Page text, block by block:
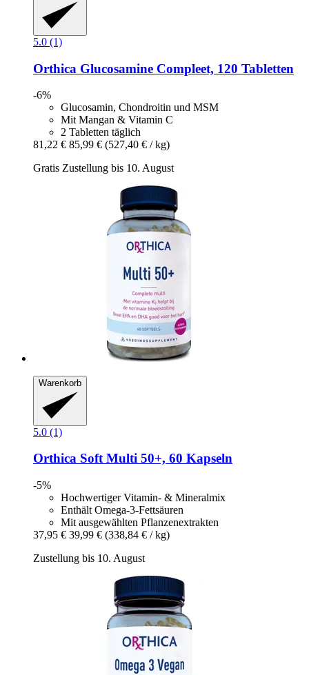
5.0 (1)
Orthica Glucosamine Compleet, 120 Tabletten
-6%
Glucosamin, Chondroitin und MSM
Mit Mangan & Vitamin C
2 Tabletten täglich
81,22 € 85,99 € (527,40 € / kg)
Gratis Zustellung bis 10. August
Warenkorb
5.0 (1)
Orthica Soft Multi 50+, 60 Kapseln
-5%
Hochwertiger Vitamin‑ & Mineralmix
Enthält Omega‑3‑Fettsäuren
Mit ausgewählten Pflanzenextrakten
37,95 € 39,99 € (338,84 € / kg)
Zustellung bis 10. August